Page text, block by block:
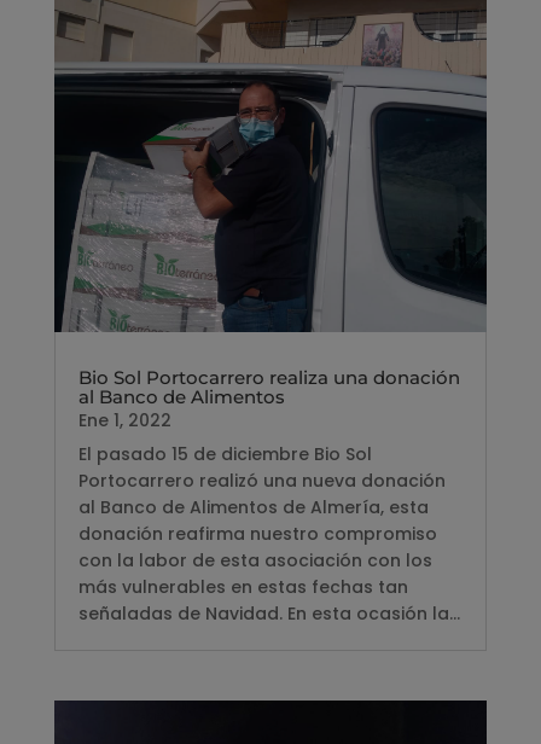
Bio Sol Portocarrero realiza una donación
al Banco de Alimentos
Ene 1, 2022
El pasado 15 de diciembre Bio Sol
Portocarrero realizó una nueva donación
al Banco de Alimentos de Almería, esta
donación reafirma nuestro compromiso
con la labor de esta asociación con los
más vulnerables en estas fechas tan
señaladas de Navidad. En esta ocasión la...